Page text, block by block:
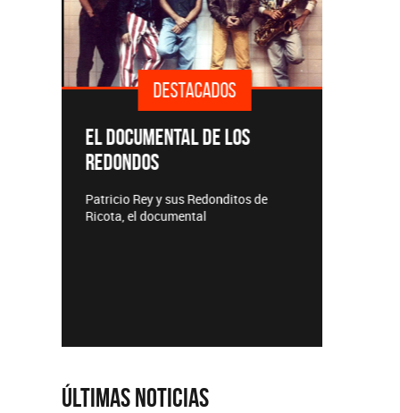
DESTACADOS
EL DOCUMENTAL DE LOS
REDONDOS
Patricio Rey y sus Redonditos de
Ricota, el documental
Últimas Noticias